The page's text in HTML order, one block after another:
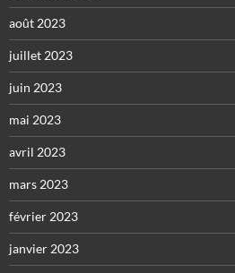
août 2023
juillet 2023
juin 2023
mai 2023
avril 2023
mars 2023
février 2023
janvier 2023